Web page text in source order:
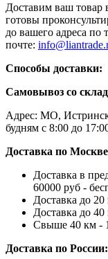
Доставим ваш
готовы
до вашего адреса по
почте:
Способы доставки:
Самовывоз со
Адрес: МО,
будням с 8:00 до
Доставка по
Доставка в
60000 руб -
Доставка до
Доставка до
Свыше 40 км -
Доставка по России: